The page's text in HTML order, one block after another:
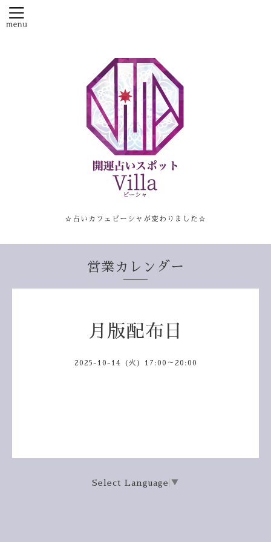
☆占いカフェビーシャが変わりました☆
営業カレンダー
月版配布日
2025-10-14 (火) 17:00～20:00
Select Language ▼